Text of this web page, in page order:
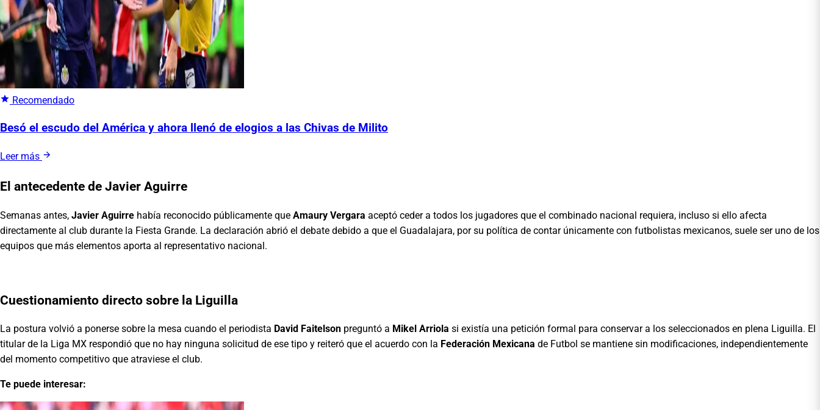
Recomendado
Besó el escudo del América y ahora llenó de elogios a las Chivas de Milito
Leer más
El antecedente de Javier Aguirre
Semanas antes, Javier Aguirre había reconocido públicamente que Amaury Vergara aceptó ceder a todos los jugadores que el combinado nacional requiera, incluso si ello afecta
directamente al club durante la Fiesta Grande. La declaración abrió el debate debido a que el Guadalajara, por su política de contar únicamente con futbolistas mexicanos, suele ser uno de los
equipos que más elementos aporta al representativo nacional.
Cuestionamiento directo sobre la Liguilla
La postura volvió a ponerse sobre la mesa cuando el periodista David Faitelson preguntó a Mikel Arriola si existía una petición formal para conservar a los seleccionados en plena Liguilla. El
titular de la Liga MX respondió que no hay ninguna solicitud de ese tipo y reiteró que el acuerdo con la Federación Mexicana de Futbol se mantiene sin modificaciones, independientemente
del momento competitivo que atraviese el club.
Te puede interesar: